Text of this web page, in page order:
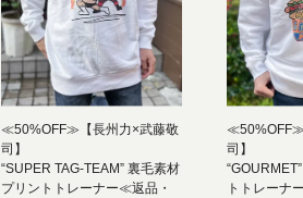
≪50%OFF≫【長州力×武藤敬
司】
“SUPER TAG-TEAM” 裏毛素材
プリントトレーナー≪返品・
≪50%OFF≫
司】
トトレーナ